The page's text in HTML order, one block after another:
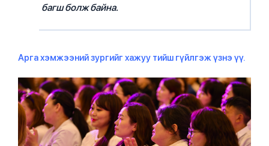
багш болж байна.
Арга хэмжээний зургийг хажуу тийш гүйлгэж үзнэ үү.